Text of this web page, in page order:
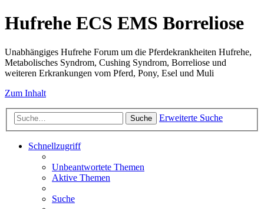
Hufrehe ECS EMS Borreliose
Unabhängiges Hufrehe Forum um die Pferdekrankheiten Hufrehe,
Metabolisches Syndrom, Cushing Syndrom, Borreliose und
weiteren Erkrankungen vom Pferd, Pony, Esel und Muli
Zum Inhalt
Suche Erweiterte Suche
Schnellzugriff
Unbeantwortete Themen
Aktive Themen
Suche